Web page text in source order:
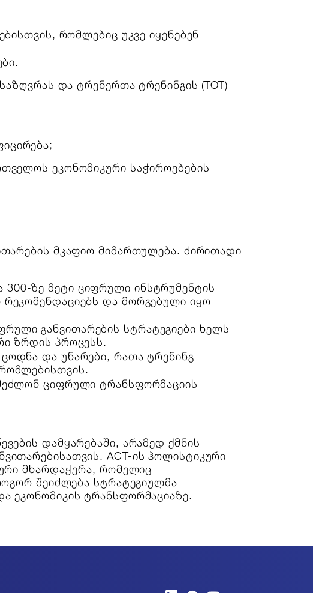
რომლებიც უკვე იყენებენ
და ტრენერთა ტრენინგის (TOT)
ეკონომიკური საჭიროებების
მკაფიო მიმართულება. ძირითადი
300-ზე მეტი ციფრული ინსტრუმენტის
და მორგებული იყო
განვითარების სტრატეგიები ხელს
ზრდის პროცესს.
და უნარები, რათა ტრენინგ
ციფრული ტრანსფორმაციის
დამყარებაში, არამედ ქმნის
ACT-ის ჰოლისტიკური
მხარდაჭერა, რომელიც
შეიძლება სტრატეგიულმა
ეკონომიკის ტრანსფორმაციაზე.